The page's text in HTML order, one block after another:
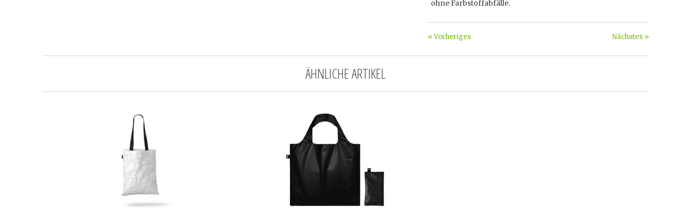
ohne Farbstoffabfälle.
Nächstes »
« Vorheriges
ÄHNLICHE ARTIKEL